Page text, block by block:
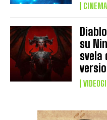
CINEMA
su
svela